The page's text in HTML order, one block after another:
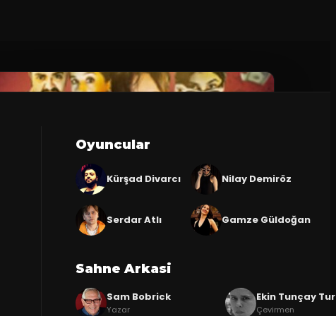
Oyuncular
Kürşad Divarcı Nilay Demiröz
Serdar Atlı Gamze Güldoğan
Sahne Arkasi
Sam Bobrick
Yazar
Ekin Tunçay
Çevirmen